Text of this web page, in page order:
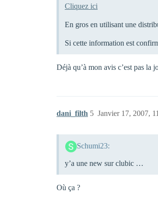
Cliquez ici
En gros en utilisant une
Si cette information est
Déjà qu’à mon avis c’est pas la
dani_filth Janvier 17, 2007,
5
Schumi23:
y’a une new sur clubic …
Où ça ?